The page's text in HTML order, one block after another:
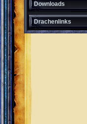
Downloads
Drachenlinks